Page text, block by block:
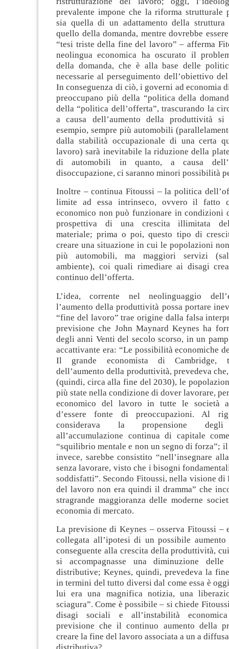
prevalente impone che la riforma strutturale
sia quella di un adattamento della struttura
quello della domanda, mentre dovrebbe
“tesi triste della fine del lavoro” – afferma
neolingua economica ha oscurato il
della domanda, che è alla base delle
necessarie al perseguimento dell’obiettivo
In conseguenza di ciò, i governi ad economia
preoccupano più della “politica della
della “politica dell’offerta”, trascurando la
a causa dell’aumento della produttività si
esempio, sempre più automobili
dalla stabilità occupazionale di una certa
lavoro) sarà inevitabile la riduzione della
di automobili in quanto, a causa
disoccupazione, ci saranno minori possibilità
Inoltre – continua Fitoussi – la politica
limite ad essa intrinseco, ovvero il fatto
economico non può funzionare in condizioni
prospettiva di una crescita illimitata
materiale; prima o poi, questo tipo di
creare una situazione in cui le popolazioni
più automobili, ma maggiori servizi
ambiente), coi quali rimediare ai disagi
continuo dell’offerta.
L’idea, corrente nel neolinguaggio
l’aumento della produttività possa portare
“fine del lavoro” trae origine dalla falsa
previsione che John Maynard Keynes ha
degli anni Venti del secolo scorso, in un
accattivante era: “Le possibilità economiche
Il grande economista di Cambridge,
dell’aumento della produttività, prevedeva
(quindi, circa alla fine del 2030), le
più state nella condizione di dover lavorare,
economico del lavoro in tutte le società
d’essere fonte di preoccupazioni. Al
considerava la propensione degli
all’accumulazione continua di capitale
“squilibrio mentale e non un segno di forza”;
invece, sarebbe consistito “nell’insegnare
senza lavorare, visto che i bisogni
soddisfatti”. Secondo Fitoussi, nella visione di
del lavoro non era quindi il dramma” che
stragrande maggioranza delle moderne
economia di mercato.
La previsione di Keynes – osserva Fitoussi –
collegata all’ipotesi di un possibile
conseguente alla crescita della produttività,
si accompagnasse una diminuzione delle
distributive; Keynes, quindi, prevedeva la
in termini del tutto diversi dal come essa è
lui era una magnifica notizia, una
sciagura”. Come è possibile – si chiede
disagi sociali e all’instabilità
previsione che il continuo aumento della
creare la fine del lavoro associata a un a